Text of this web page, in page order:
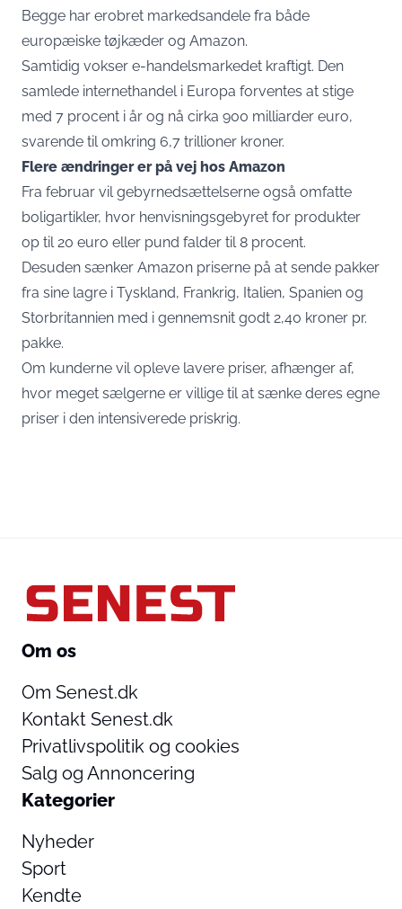
Begge har erobret markedsandele fra både
europæiske tøjkæder og Amazon.
Samtidig vokser e-handelsmarkedet kraftigt. Den
samlede internethandel i Europa forventes at stige
med 7 procent i år og nå cirka 900 milliarder euro,
svarende til omkring 6,7 trillioner kroner.
Flere ændringer er på vej hos Amazon
Fra februar vil gebyrnedsættelserne også omfatte
boligartikler, hvor henvisningsgebyret for produkter
op til 20 euro eller pund falder til 8 procent.
Desuden sænker Amazon priserne på at sende pakker
fra sine lagre i Tyskland, Frankrig, Italien, Spanien og
Storbritannien med i gennemsnit godt 2,40 kroner pr.
pakke.
Om kunderne vil opleve lavere priser, afhænger af,
hvor meget sælgerne er villige til at sænke deres egne
priser i den intensiverede priskrig.
Om os
Om Senest.dk
Kontakt Senest.dk
Privatlivspolitik og cookies
Salg og Annoncering
Kategorier
Nyheder
Sport
Kendte